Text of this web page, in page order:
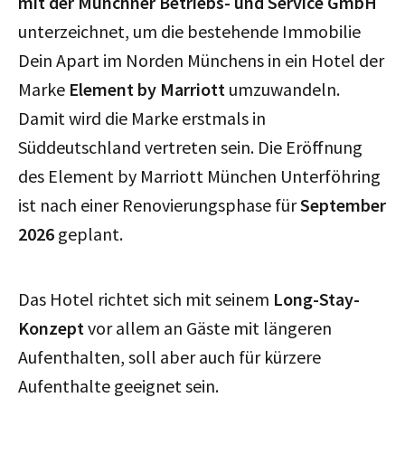
unterzeichnet, um die bestehende Immobilie
Dein Apart im Norden Münchens in ein Hotel der
Marke Element by Marriott umzuwandeln.
Damit wird die Marke erstmals in
Süddeutschland vertreten sein. Die Eröffnung
des Element by Marriott München Unterföhring
ist nach einer Renovierungsphase fürSeptember
2026 geplant.
Das Hotel richtet sich mit seinem Long-Stay-
Konzept vor allem an Gäste mit längeren
Aufenthalten, soll aber auch für kürzere
Aufenthalte geeignet sein.